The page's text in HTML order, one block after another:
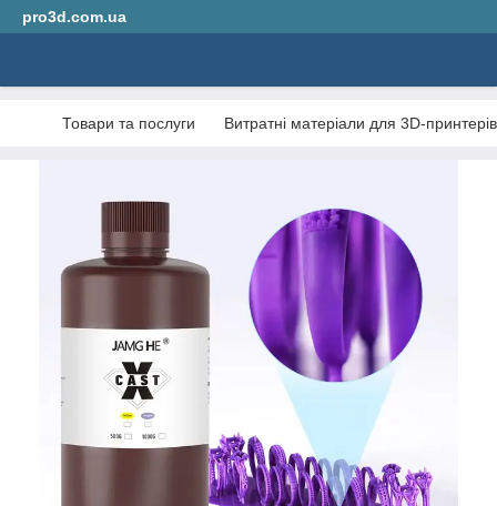
pro3d.com.ua
Товари та послуги Витратні матеріали для 3D-принтерів